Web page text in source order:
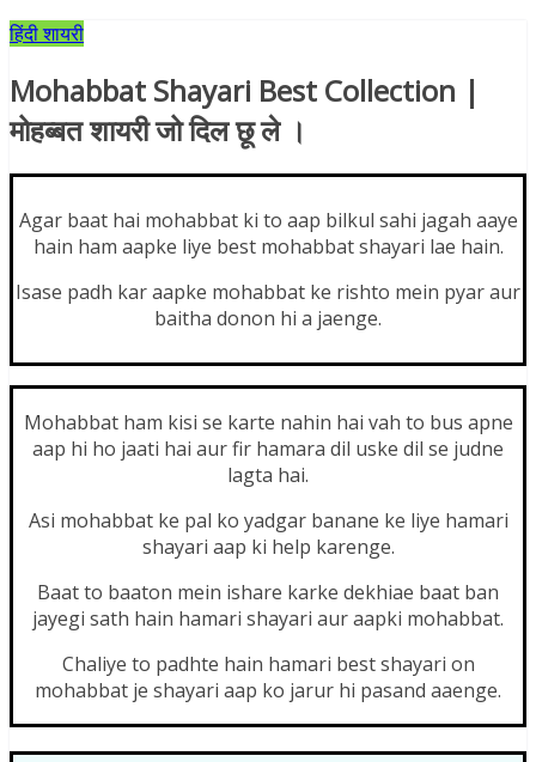
हिंदी शायरी
Mohabbat Shayari Best Collection |
मोहब्बत शायरी जो दिल छू ले ।
Agar baat hai mohabbat ki to aap bilkul sahi jagah aaye
hain ham aapke liye best mohabbat shayari lae hain.
Isase padh kar aapke mohabbat ke rishto mein pyar aur
baitha donon hi a jaenge.
Mohabbat ham kisi se karte nahin hai vah to bus apne
aap hi ho jaati hai aur fir hamara dil uske dil se judne
lagta hai.
Asi mohabbat ke pal ko yadgar banane ke liye hamari
shayari aap ki help karenge.
Baat to baaton mein ishare karke dekhiae baat ban
jayegi sath hain hamari shayari aur aapki mohabbat.
Chaliye to padhte hain hamari best shayari on
mohabbat je shayari aap ko jarur hi pasand aaenge.